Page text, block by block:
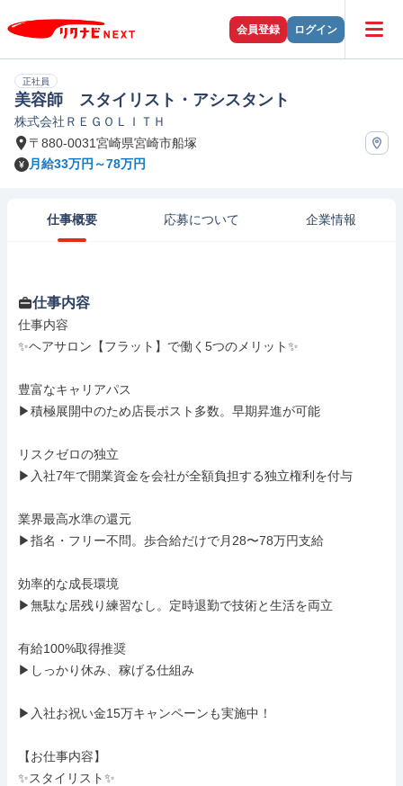
会員登録 ログイン
正社員
美容師 スタイリスト・アシスタント
株式会社ＲＥＧＯＬＩＴＨ
〒880-0031宮崎県宮崎市船塚
月給33万円～78万円
仕事概要 応募について 企業情報
仕事内容
仕事内容
✨ヘアサロン【フラット】で働く5つのメリット✨
豊富なキャリアパス
▶︎積極展開中のため店長ポスト多数。早期昇進が可能
リスクゼロの独立
▶︎入社7年で開業資金を会社が全額負担する独立権利を付与
業界最高水準の還元
▶︎指名・フリー不問。歩合給だけで月28〜78万円支給
効率的な成長環境
▶︎無駄な居残り練習なし。定時退勤で技術と生活を両立
有給100%取得推奨
▶︎しっかり休み、稼げる仕組み
▶︎入社お祝い金15万キャンペーンも実施中！
【お仕事内容】
✨スタイリスト✨